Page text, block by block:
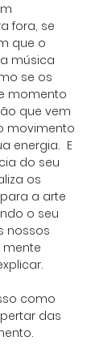
fora, se
que o
música
se os
momento
que vem
movimento
energia. E
do seu
os
a arte
o seu
nossos
como
das